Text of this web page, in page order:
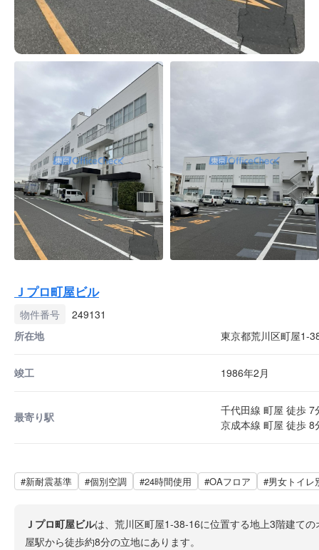
Ｊプロ町屋ビル
物件番号
249131
所在地
東京都荒川区町屋1-
竣工 1986年2月
最寄り駅
千代田線 町屋 徒歩 7
京成本線 町屋 徒歩 8
#新耐震基準 #個別空調 #24時間使用 #OAフロア #男女トイレ
Ｊプロ町屋ビルは、荒川区町屋1-38-16に位置する地上3階建て
屋駅から徒歩約8分の立地にあります。